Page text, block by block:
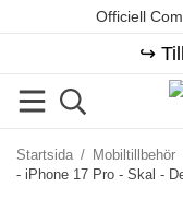
Officiell
↪️
Startsida / Mobiltillbehör
- iPhone 17 Pro - Skal -